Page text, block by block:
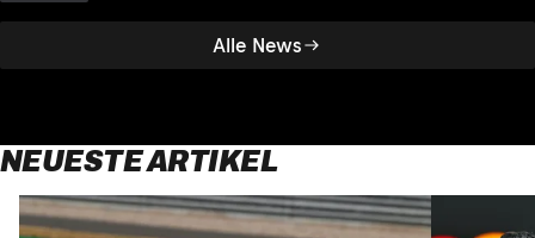
Alle News
NEUESTE ARTIKEL